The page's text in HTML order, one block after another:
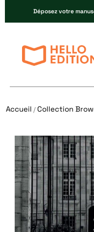
Déposez votre
Accueil /Collection